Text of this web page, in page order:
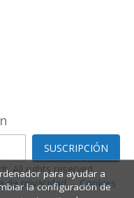
SUSCRIPCIÓN
All rights reserved.
de privacidad
Cookies
para ayudar a
la configuración de